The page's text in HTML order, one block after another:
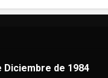
Diciembre de 1984